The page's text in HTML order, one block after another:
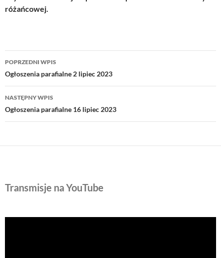
różańcowej.
Nawigacja
wpisu
POPRZEDNI WPIS
Ogłoszenia parafialne 2 lipiec 2023
NASTĘPNY WPIS
Ogłoszenia parafialne 16 lipiec 2023
Transmisje na YouTube